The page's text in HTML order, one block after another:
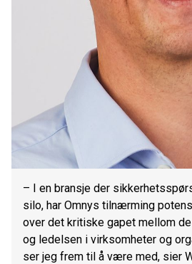
– I en bransje der
silo, har Omnys tilnærming
over det kritiske gapet mellom
og ledelsen i virksomheter og
ser jeg frem til å være med, sier